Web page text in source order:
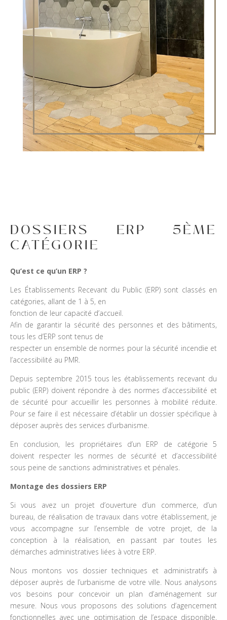
DOSSIERS ERP 5ÈME
CATÉGORIE
Qu’est ce qu’un ERP ?
Les Établissements Recevant du Public (ERP) sont classés en
catégories, allant de 1 à 5, en
fonction de leur capacité d’accueil.
Afin de garantir la sécurité des personnes et des bâtiments,
tous les d’ERP sont tenus de
respecter un ensemble de normes pour la sécurité incendie et
l’accessibilité au PMR.
Depuis septembre 2015 tous les établissements recevant du
public (ERP) doivent répondre à des normes d’accessibilité et
de sécurité pour accueillir les personnes à mobilité réduite.
Pour se faire il est nécessaire d’établir un dossier spécifique à
déposer auprès des services d’urbanisme.
En conclusion, les propriétaires d’un ERP de catégorie 5
doivent respecter les normes de sécurité et d’accessibilité
sous peine de sanctions administratives et pénales.
Montage des dossiers ERP
Si vous avez un projet d’ouverture d’un commerce, d’un
bureau, de réalisation de travaux dans votre établissement, je
vous accompagne sur l’ensemble de votre projet, de la
conception à la réalisation, en passant par toutes les
démarches administratives liées à votre ERP.
Nous montons vos dossier techniques et administratifs à
déposer auprès de l’urbanisme de votre ville. Nous analysons
vos besoins pour concevoir un plan d’aménagement sur
mesure. Nous vous proposons des solutions d’agencement
fonctionnelles avec une optimisation de l’espace disponible,